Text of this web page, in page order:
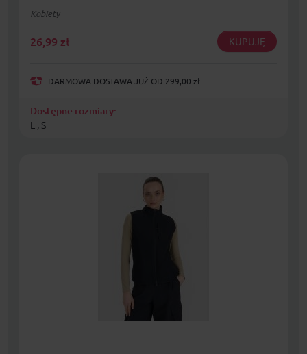
Kobiety
26,99 zł KUPUJĘ
DARMOWA DOSTAWA JUŻ OD 299,00 zł
Dostępne rozmiary:
L , S